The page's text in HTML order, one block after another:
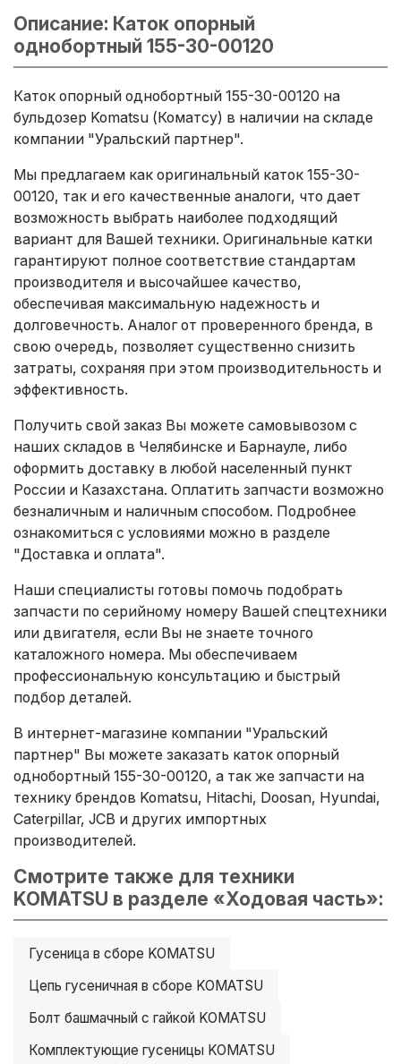
Описание: Каток опорный
однобортный 155-30-00120
Каток опорный однобортный 155-30-00120 на
бульдозер Komatsu (Коматсу) в наличии на складе
компании "Уральский партнер".
Мы предлагаем как оригинальный каток 155-30-
00120, так и его качественные аналоги, что дает
возможность выбрать наиболее подходящий
вариант для Вашей техники. Оригинальные катки
гарантируют полное соответствие стандартам
производителя и высочайшее качество,
обеспечивая максимальную надежность и
долговечность. Аналог от проверенного бренда, в
свою очередь, позволяет существенно снизить
затраты, сохраняя при этом производительность и
эффективность.
Получить свой заказ Вы можете самовывозом с
наших складов в Челябинске и Барнауле, либо
оформить доставку в любой населенный пункт
России и Казахстана. Оплатить запчасти возможно
безналичным и наличным способом. Подробнее
ознакомиться с условиями можно в разделе
"Доставка и оплата".
Наши специалисты готовы помочь подобрать
запчасти по серийному номеру Вашей спецтехники
или двигателя, если Вы не знаете точного
каталожного номера. Мы обеспечиваем
профессиональную консультацию и быстрый
подбор деталей.
В интернет-магазине компании "Уральский
партнер" Вы можете заказать каток опорный
однобортный 155-30-00120, а так же запчасти на
технику брендов Komatsu, Hitachi, Doosan, Hyundai,
Caterpillar, JCB и других импортных
производителей.
Смотрите также для техники
KOMATSU в разделе «Ходовая часть»:
Гусеница в сборе KOMATSU
Цепь гусеничная в сборе KOMATSU
Болт башмачный с гайкой KOMATSU
Комплектующие гусеницы KOMATSU